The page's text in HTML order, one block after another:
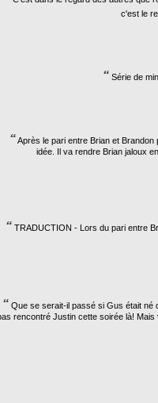
c'est le
“ Série de
“Après le pari entre Brian et
idée. Il va rendre Brian jaloux
“ TRADUCTION - Lors du pari entre
“ Que se serait-il passé si Gus était né
rencontré Justin cette soirée là!